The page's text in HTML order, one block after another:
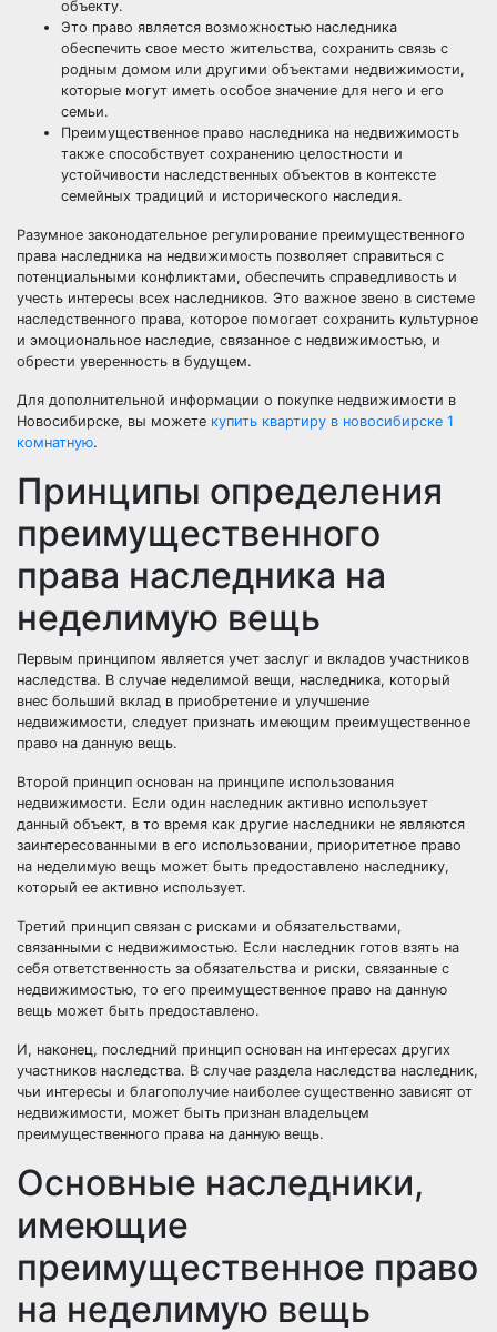
объекту.
Это право является возможностью наследника
обеспечить свое место жительства, сохранить связь с
родным домом или другими объектами недвижимости,
которые могут иметь особое значение для него и его
семьи.
Преимущественное право наследника на недвижимость
также способствует сохранению целостности и
устойчивости наследственных объектов в контексте
семейных традиций и исторического наследия.
Разумное законодательное регулирование преимущественного
права наследника на недвижимость позволяет справиться с
потенциальными конфликтами, обеспечить справедливость и
учесть интересы всех наследников. Это важное звено в системе
наследственного права, которое помогает сохранить культурное
и эмоциональное наследие, связанное с недвижимостью, и
обрести уверенность в будущем.
Для дополнительной информации о покупке недвижимости в
Новосибирске, вы можете купить квартиру в новосибирске 1
комнатную.
Принципы определения
преимущественного
права наследника на
неделимую вещь
Первым принципом является учет заслуг и вкладов участников
наследства. В случае неделимой вещи, наследника, который
внес больший вклад в приобретение и улучшение
недвижимости, следует признать имеющим преимущественное
право на данную вещь.
Второй принцип основан на принципе использования
недвижимости. Если один наследник активно использует
данный объект, в то время как другие наследники не являются
заинтересованными в его использовании, приоритетное право
на неделимую вещь может быть предоставлено наследнику,
который ее активно использует.
Третий принцип связан с рисками и обязательствами,
связанными с недвижимостью. Если наследник готов взять на
себя ответственность за обязательства и риски, связанные с
недвижимостью, то его преимущественное право на данную
вещь может быть предоставлено.
И, наконец, последний принцип основан на интересах других
участников наследства. В случае раздела наследства наследник,
чьи интересы и благополучие наиболее существенно зависят от
недвижимости, может быть признан владельцем
преимущественного права на данную вещь.
Основные наследники,
имеющие
преимущественное право
на неделимую вещь